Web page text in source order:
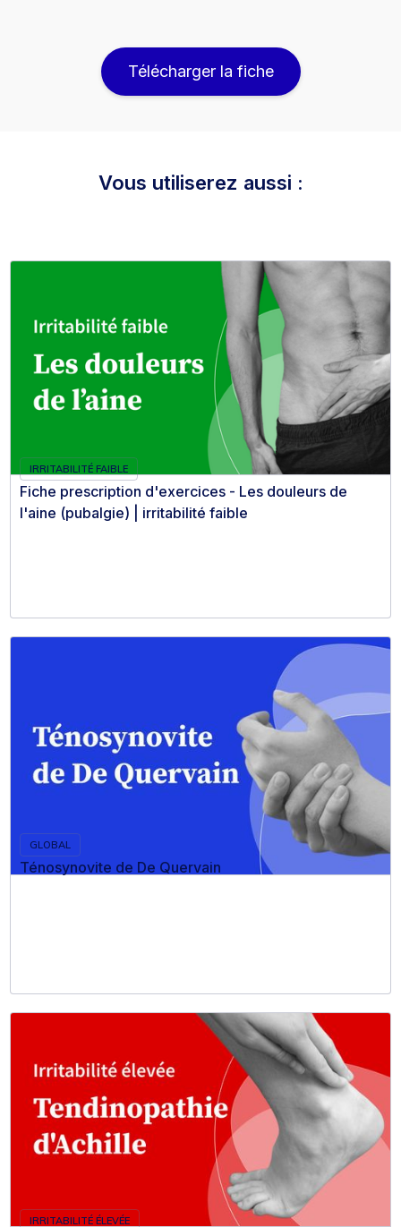
Télécharger la fiche
Vous utiliserez aussi :
IRRITABILITÉ FAIBLE
Fiche prescription d'exercices - Les douleurs de
l'aine (pubalgie) | irritabilité faible
GLOBAL
Ténosynovite de De Quervain
IRRITABILITÉ ÉLEVÉE